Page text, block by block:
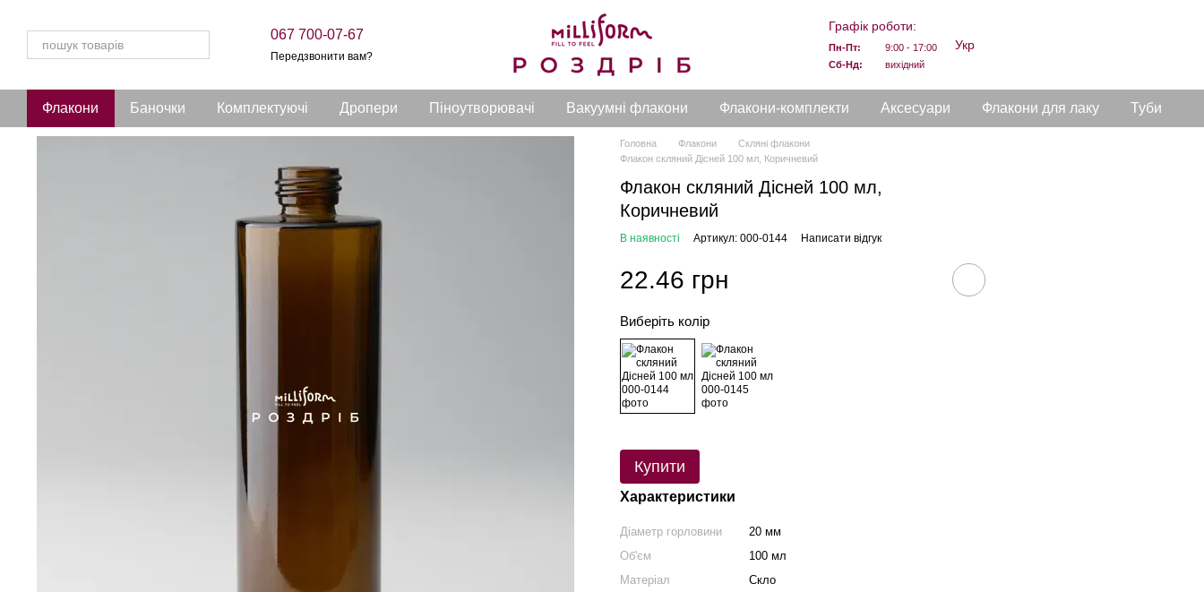
067 700-07-67
Передзвонити вам?
Графік роботи:
Пн-Пт:
9:00 - 17:00
Сб-Нд:
вихідний
Укр
Флакони Баночки Комплектуючі Дропери Піноутворювачі Вакуумні флакони Флакони-комплекти Аксесуари Флакони для лаку Туби
Головна Флакони
Скляні флакони
Флакон скляний Дісней 100 мл, Коричневий
Флакон скляний Дісней 100 мл,
Коричневий
В наявності Артикул: 000-0144 Написати відгук
22.46 грн
Виберіть колір
Купити
Характеристики
Діаметр горловини
20 мм
Об'єм
100 мл
Матеріал
Скло